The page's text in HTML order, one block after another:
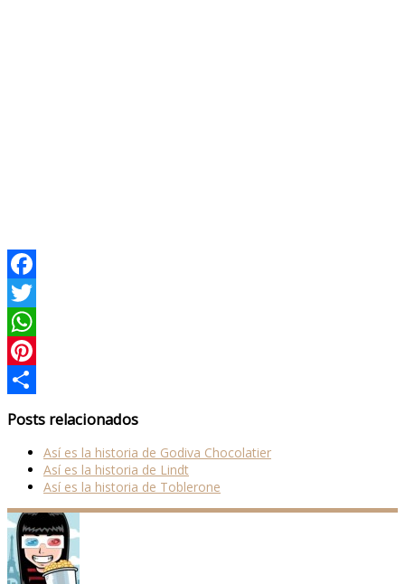
Facebook
Twitter
WhatsApp
Pinterest
Posts relacionados
Así es la historia de Godiva Chocolatier
Así es la historia de Lindt
Así es la historia de Toblerone